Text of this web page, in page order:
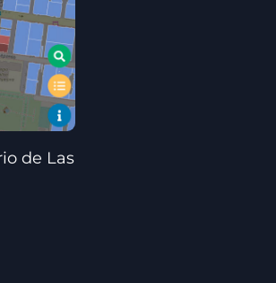
de Las